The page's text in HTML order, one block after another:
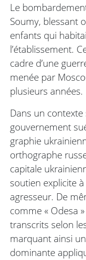
Le
Soumy, blessant
enfants qui
l’établissement.
cadre d’une
menée par
plusieurs années.
Dans un
gouvernement
graphie
orthographe
capitale
soutien explicite à
agresseur. De
comme « Odesa
transcrits selon
marquant ainsi
dominante